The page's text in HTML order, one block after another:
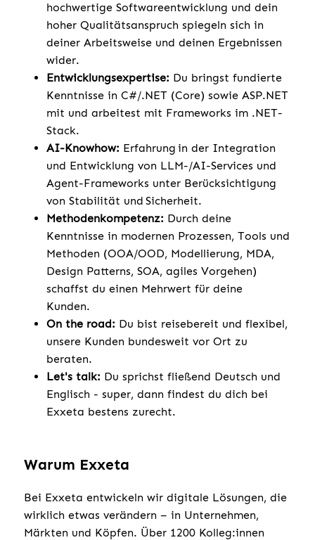
hochwertige Softwareentwicklung und dein
hoher Qualitätsanspruch spiegeln sich in
deiner Arbeitsweise und deinen Ergebnissen
wider.
Entwicklungsexpertise: Du bringst fundierte
Kenntnisse in C#/.NET (Core) sowie ASP.NET
mit und arbeitest mit Frameworks im .NET-
Stack.
AI-Knowhow: Erfahrung in der Integration
und Entwicklung von LLM-/AI-Services und
Agent-Frameworks unter Berücksichtigung
von Stabilität und Sicherheit.
Methodenkompetenz: Durch deine
Kenntnisse in modernen Prozessen, Tools und
Methoden (OOA/OOD, Modellierung, MDA,
Design Patterns, SOA, agiles Vorgehen)
schaffst du einen Mehrwert für deine
Kunden.
On the road: Du bist reisebereit und flexibel,
unsere Kunden bundesweit vor Ort zu
beraten.
Let's talk: Du sprichst fließend Deutsch und
Englisch - super, dann findest du dich bei
Exxeta bestens zurecht.
Warum Exxeta
Bei Exxeta entwickeln wir digitale Lösungen, die
wirklich etwas verändern – in Unternehmen,
Märkten und Köpfen. Über 1200 Kolleg:innen